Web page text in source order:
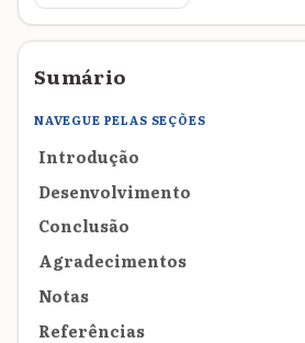
Sumário
NAVEGUE PELAS SEÇÕES
Introdução
Desenvolvimento
Conclusão
Agradecimentos
Notas
Referências